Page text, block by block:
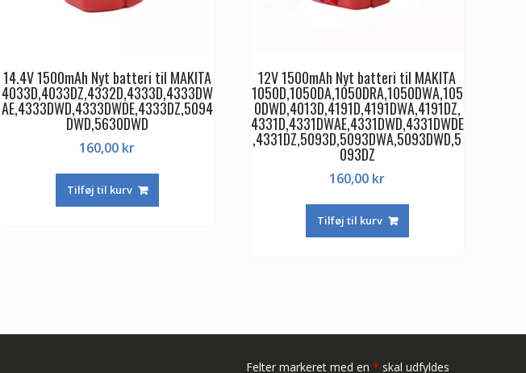
14.4V 1500mAh Nyt batteri til MAKITA
4033D,4033DZ,4332D,4333D,4333DW
AE,4333DWD,4333DWDE,4333DZ,5094
DWD,5630DWD
160,00 kr
Tilføj til kurv
12V 1500mAh Nyt batteri til MAKITA
1050D,1050DA,1050DRA,1050DWA,105
0DWD,4013D,4191D,4191DWA,4191DZ,
4331D,4331DWAE,4331DWD,4331DWDE
,4331DZ,5093D,5093DWA,5093DWD,5
093DZ
160,00 kr
Tilføj til kurv
Felter markeret med en * skal udfyldes